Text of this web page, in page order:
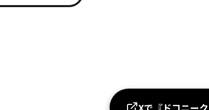
Xで『ドコニー